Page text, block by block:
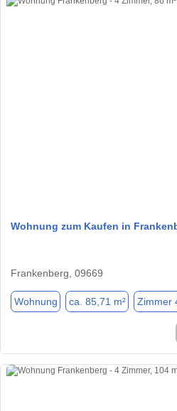
Wohnung zum Kaufen in
Frankenberg, 09669
Wohnung ca. 85,71 m² Zimmer